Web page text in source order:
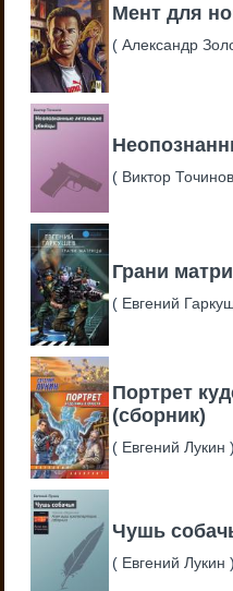
Мент для
(Александр
( Виктор
Грани
( Евгений
Портрет
(сборник)
( Евгений Лукин)
Чушь
( Евгений Лукин)